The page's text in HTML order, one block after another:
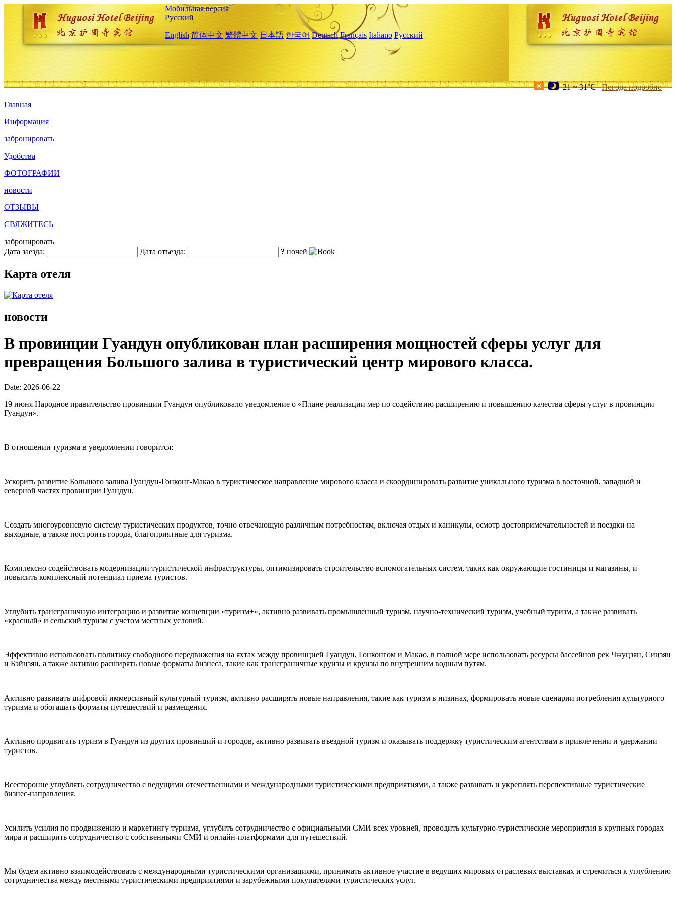
Мобильная версия
Русский
English 简体中文 繁體中文 日本語 한국어 Deutsch Français Italiano Русский
21 ~ 31℃ Погода подробно
Главная
Информация
забронировать
Удобства
ФОТОГРАФИИ
новости
ОТЗЫВЫ
СВЯЖИТЕСЬ
забронировать
Дата заезда:
Дата отъезда: ? ночей
Карта отеля
новости
В провинции Гуандун опубликован план расширения мощностей сферы услуг для
превращения Большого залива в туристический центр мирового класса.
Date: 2026-06-22
19 июня Народное правительство провинции Гуандун опубликовало уведомление о «Плане реализации мер по содействию расширению и повышению качества сферы услуг в провинции
Гуандун».
В отношении туризма в уведомлении говорится:
Ускорить развитие Большого залива Гуандун-Гонконг-Макао в туристическое направление мирового класса и скоординировать развитие уникального туризма в восточной, западной и
северной частях провинции Гуандун.
Создать многоуровневую систему туристических продуктов, точно отвечающую различным потребностям, включая отдых и каникулы, осмотр достопримечательностей и поездки на
выходные, а также построить города, благоприятные для туризма.
Комплексно содействовать модернизации туристической инфраструктуры, оптимизировать строительство вспомогательных систем, таких как окружающие гостиницы и магазины, и
повысить комплексный потенциал приема туристов.
Углубить трансграничную интеграцию и развитие концепции «туризм+», активно развивать промышленный туризм, научно-технический туризм, учебный туризм, а также развивать
«красный» и сельский туризм с учетом местных условий.
Эффективно использовать политику свободного передвижения на яхтах между провинцией Гуандун, Гонконгом и Макао, в полной мере использовать ресурсы бассейнов рек Чжуцзян, Сицзян
и Бэйцзян, а также активно расширять новые форматы бизнеса, такие как трансграничные круизы и круизы по внутренним водным путям.
Активно развивать цифровой иммерсивный культурный туризм, активно расширять новые направления, такие как туризм в низинах, формировать новые сценарии потребления культурного
туризма и обогащать форматы путешествий и размещения.
Активно продвигать туризм в Гуандун из других провинций и городов, активно развивать въездной туризм и оказывать поддержку туристическим агентствам в привлечении и удержании
туристов.
Всесторонне углублять сотрудничество с ведущими отечественными и международными туристическими предприятиями, а также развивать и укреплять перспективные туристические
бизнес-направления.
Усилить усилия по продвижению и маркетингу туризма, углубить сотрудничество с официальными СМИ всех уровней, проводить культурно-туристические мероприятия в крупных городах
мира и расширить сотрудничество с собственными СМИ и онлайн-платформами для путешествий.
Мы будем активно взаимодействовать с международными туристическими организациями, принимать активное участие в ведущих мировых отраслевых выставках и стремиться к углублению
сотрудничества между местными туристическими предприятиями и зарубежными покупателями туристических услуг.